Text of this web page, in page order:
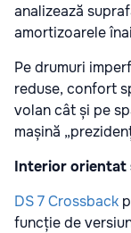
analizează
amortizoarele
Pe drumuri
reduse, confort
volan cât și pe
mașină
Interior orientat
DS 7 Crossback
funcție de